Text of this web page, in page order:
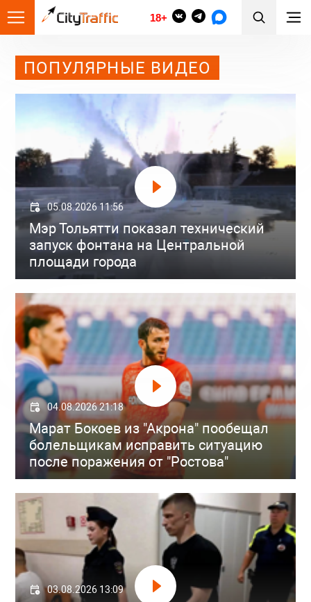
18+
ПОПУЛЯРНЫЕ ВИДЕО
05.08.2026 11:56
Мэр Тольятти показал технический
запуск фонтана на Центральной
площади города
04.08.2026 21:18
Марат Бокоев из "Акрона" пообещал
болельщикам исправить ситуацию
после поражения от "Ростова"
03.08.2026 13:09